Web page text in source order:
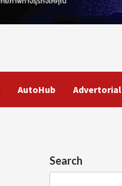
AutoHub Advertorial
Search